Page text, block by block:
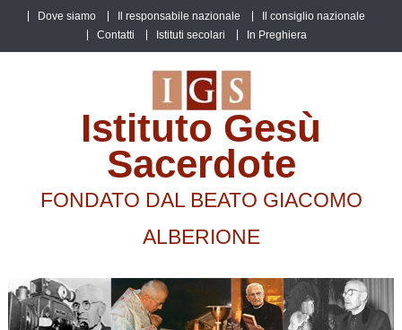
content
Dove siamo Il responsabile nazionale
Il consiglio nazionale
Contatti
Istituti secolari In Preghiera
Istituto Gesù
Sacerdote
FONDATO DAL BEATO GIACOMO
ALBERIONE